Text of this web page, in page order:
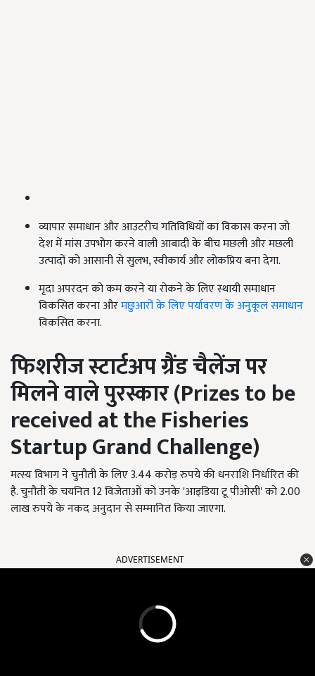
व्यापार समाधान और आउटरीच गतिविधियों का विकास करना जो
देश में मांस उपभोग करने वाली आबादी के बीच मछली और मछली
उत्पादों को आसानी से सुलभ, स्वीकार्य और लोकप्रिय बना देगा.
मृदा अपरदन को कम करने या रोकने के लिए स्थायी समाधान
विकसित करना औरमछुआरों के लिए पर्यावरण के अनुकूल समाधान
विकसित करना.
फिशरीज स्टार्टअप ग्रैंड चैलेंज पर
मिलने वाले पुरस्कार (Prizes to be
received at the Fisheries
Startup Grand Challenge)
मत्स्य विभाग ने चुनौती के लिए 3.44 करोड़ रुपये की धनराशि निर्धारित की
है. चुनौती के चयनित 12 विजेताओं को उनके 'आइडिया टू पीओसी' को 2.00
लाख रुपये के नकद अनुदान से सम्मानित किया जाएगा.
ADVERTISEMENT